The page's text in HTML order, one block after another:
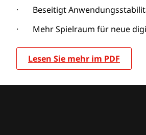
· Beseitigt
· Mehr Spielraum für neue
Lesen Sie mehr im PDF